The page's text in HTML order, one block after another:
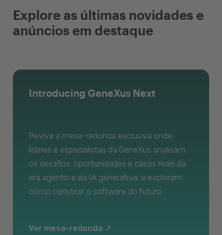
Explore as últimas novidades e
anúncios em destaque
Introducing GeneXus Next
Reviva a mesa-redonda exclusiva onde
líderes e especialistas da GeneXus analisam
os desafios, oportunidades e casos reais da
era agentic e da IA generativa, e exploram
como construir o software do futuro.
Ver mesa-redonda